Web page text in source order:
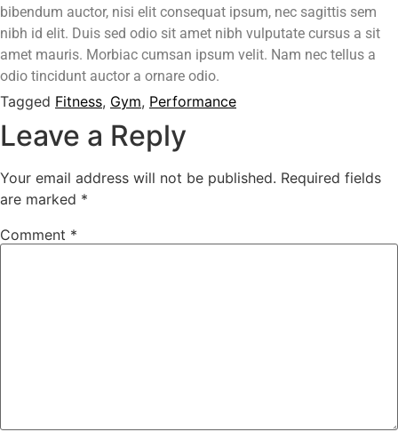
bibendum auctor, nisi elit consequat ipsum, nec sagittis sem
nibh id elit. Duis sed odio sit amet nibh vulputate cursus a sit
amet mauris. Morbiac cumsan ipsum velit. Nam nec tellus a
odio tincidunt auctor a ornare odio.
Tagged Fitness, Gym, Performance
Leave a Reply
Your email address will not be published. Required fields
are marked *
Comment *